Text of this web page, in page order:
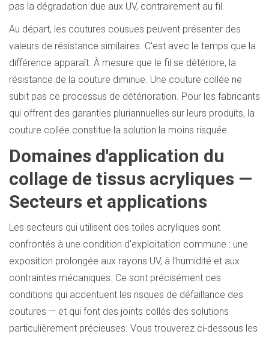
pas la dégradation due aux UV, contrairement au fil.
Au départ, les coutures cousues peuvent présenter des
valeurs de résistance similaires. C'est avec le temps que la
différence apparaît. À mesure que le fil se détériore, la
résistance de la couture diminue. Une couture collée ne
subit pas ce processus de détérioration. Pour les fabricants
qui offrent des garanties pluriannuelles sur leurs produits, la
couture collée constitue la solution la moins risquée.
Domaines d'application du
collage de tissus acryliques —
Secteurs et applications
Les secteurs qui utilisent des toiles acryliques sont
confrontés à une condition d'exploitation commune : une
exposition prolongée aux rayons UV, à l'humidité et aux
contraintes mécaniques. Ce sont précisément ces
conditions qui accentuent les risques de défaillance des
coutures — et qui font des joints collés des solutions
particulièrement précieuses. Vous trouverez ci-dessous les